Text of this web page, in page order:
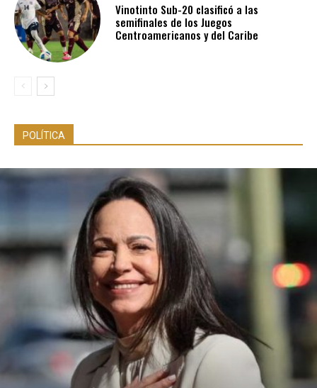
Vinotinto Sub-20 clasificó a las
semifinales de los Juegos
Centroamericanos y del Caribe
POLÍTICA